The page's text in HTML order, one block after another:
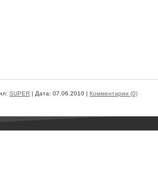
SUPER | Дата: 07.06.2010 | Комментарии (0)